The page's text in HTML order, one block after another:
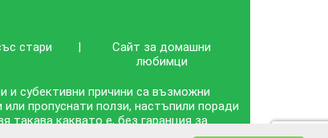
стари
|
Сайт за домашни
любимци
и субективни причини са възможни
пропуснати ползи, настъпили поради
такава каквато е, без гаранция за